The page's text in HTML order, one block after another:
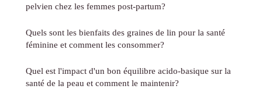
pelvien chez les femmes post-partum?
Quels sont les bienfaits des graines de lin pour la santé
féminine et comment les consommer?
Quel est l'impact d'un bon équilibre acido-basique sur la
santé de la peau et comment le maintenir?